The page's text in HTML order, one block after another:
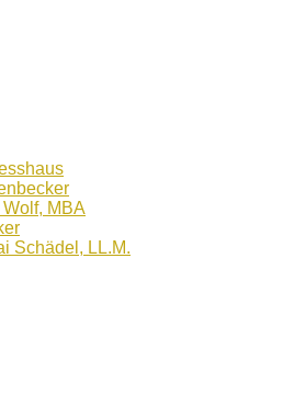
MBA
Schädel, LL.M.